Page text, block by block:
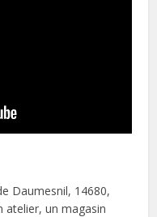
Daumesnil, 14680,
atelier, un magasin